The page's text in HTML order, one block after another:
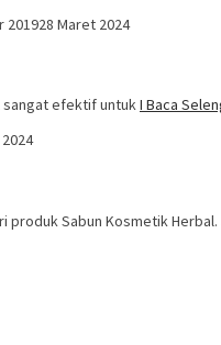
201928 Maret 2024
sangat efektif untukI Baca
produk Sabun Kosmetik Herbal.